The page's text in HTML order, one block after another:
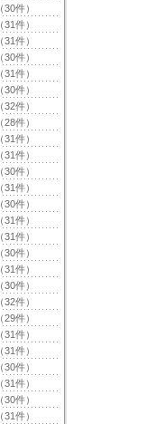
（30件）
（31件）
（31件）
（30件）
（31件）
（30件）
（32件）
（28件）
（31件）
（31件）
（30件）
（31件）
（30件）
（31件）
（31件）
（30件）
（31件）
（30件）
（32件）
（29件）
（31件）
（31件）
（30件）
（31件）
（30件）
（31件）